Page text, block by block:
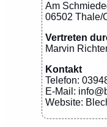
Am
06502 Thale/
Vertreten
Marvin
Kontakt
Telefon:
E-Mail:
Website: